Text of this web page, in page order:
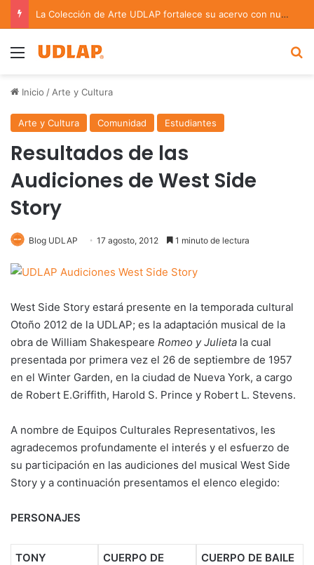
La Colección de Arte UDLAP fortalece su acervo con nuevas obras de artistas emergentes y consolidados
Menu
Inicio / Arte y Cultura
Arte y Cultura Comunidad Estudiantes
Resultados de las
Audiciones de West Side
Story
Blog UDLAP 17 agosto, 2012 1 minuto de lectura
West Side Story estará presente en la temporada cultural
Otoño 2012 de la UDLAP; es la adaptación musical de la
obra de William Shakespeare Romeo y Julieta la cual
presentada por primera vez el 26 de septiembre de 1957
en el Winter Garden, en la ciudad de Nueva York, a cargo
de Robert E.Griffith, Harold S. Prince y Robert L. Stevens.
A nombre de Equipos Culturales Representativos, les
agradecemos profundamente el interés y el esfuerzo de
su participación en las audiciones del musical West Side
Story y a continuación presentamos el elenco elegido:
PERSONAJES
TONY
CUERPO DE
CUERPO DE BAILE